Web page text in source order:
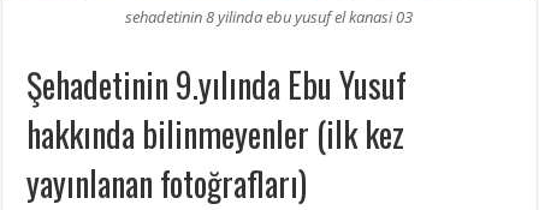
sehadetinin 8 yilinda ebu yusuf el kanasi 03
Şehadetinin 9.yılında Ebu Yusuf
hakkında bilinmeyenler (ilk kez
yayınlanan fotoğrafları)